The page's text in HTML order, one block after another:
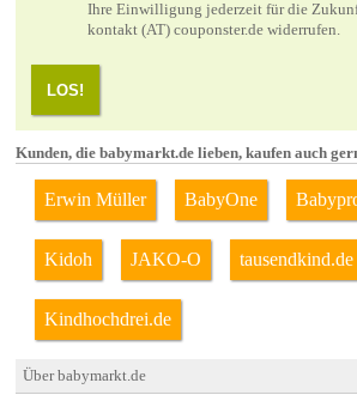
Ihre Einwilligung jederzeit für die
kontakt (AT) couponster.de widerrufen.
LOS!
Kunden, die babymarkt.de lieben, kaufen auch
Erwin Müller BabyOne
Kidoh JAKO-O tausendkind.de
Kindhochdrei.de
Über babymarkt.de